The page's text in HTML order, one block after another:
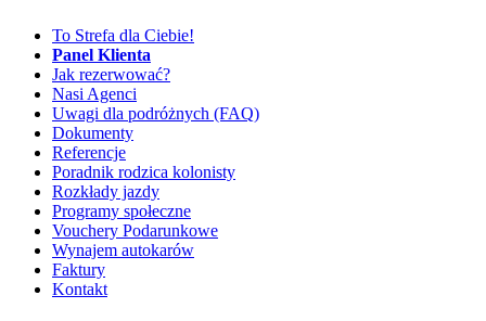
To Strefa dla Ciebie!
Panel Klienta
Jak rezerwować?
Nasi Agenci
Uwagi dla podróżnych (FAQ)
Dokumenty
Referencje
Poradnik rodzica kolonisty
Rozkłady jazdy
Programy społeczne
Vouchery Podarunkowe
Wynajem autokarów
Faktury
Kontakt